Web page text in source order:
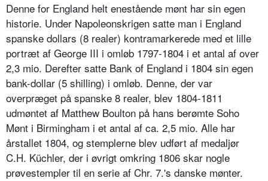
Denne for England helt enestående mønt har sin egen
historie. Under Napoleonskrigen satte man i England
spanske dollars (8 realer) kontramarkerede med et lille
portræt af George III i omløb 1797-1804 i et antal af over
2,3 mio. Derefter satte Bank of England i 1804 sin egen
bank-dollar (5 shilling) i omløb. Denne, der var
overpræget på spanske 8 realer, blev 1804-1811
udmøntet af Matthew Boulton på hans berømte Soho
Mønt i Birmingham i et antal af ca. 2,5 mio. Alle har
årstallet 1804, og stemplerne blev udført af medaljør
C.H. Küchler, der i øvrigt omkring 1806 skar nogle
prøvestempler til en serie af Chr. 7.'s danske mønter.